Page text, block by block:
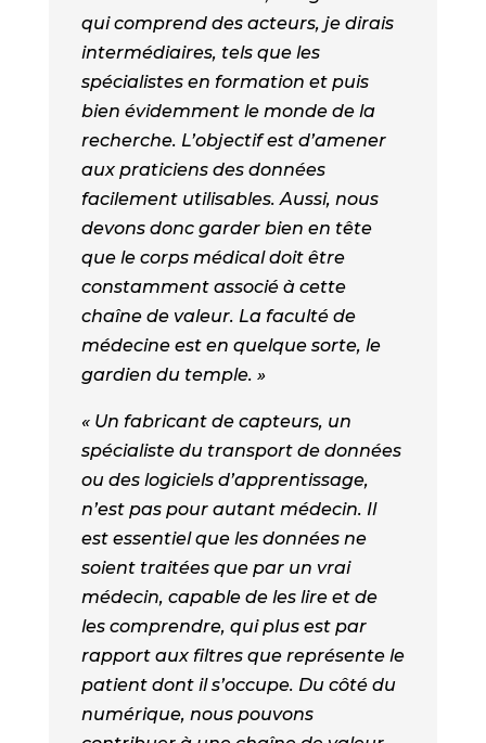
qui comprend des acteurs, je dirais
intermédiaires, tels que les
spécialistes en formation et puis
bien évidemment le monde de la
recherche. L’objectif est d’amener
aux praticiens des données
facilement utilisables. Aussi, nous
devons donc garder bien en tête
que le corps médical doit être
constamment associé à cette
chaîne de valeur. La faculté de
médecine est en quelque sorte, le
gardien du temple. »
« Un fabricant de capteurs, un
spécialiste du transport de données
ou des logiciels d’apprentissage,
n’est pas pour autant médecin. Il
est essentiel que les données ne
soient traitées que par un vrai
médecin, capable de les lire et de
les comprendre, qui plus est par
rapport aux filtres que représente le
patient dont il s’occupe. Du côté du
numérique, nous pouvons